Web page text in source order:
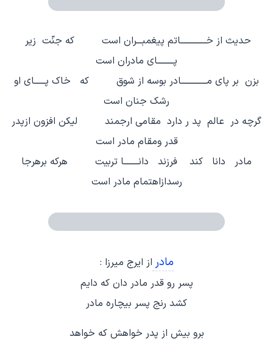
حديث از خــــــــــــــاتم پيغمبـــران است كه جنّت زير
پـــــــــاي مادران است
بزن بر پاي مــــــــــــــادر بوسه از شوق كه خاك پــــــاي او
رشك جنان است
گرچه در عالم پد ر دارد مقامي ارجمند ليكن افزون ازپدر
قدر ومقام مادر است
مادر دانا كند فرزند دانــــــــا تربيت هركه برهرجا
رسدازاهتمام مادر است
مادر از ایرج میرزا :
پسر رو قدر مادر دان که دایم
کشد رنج پسر بیچاره مادر
برو بیش از پدر خواهش که خواهد